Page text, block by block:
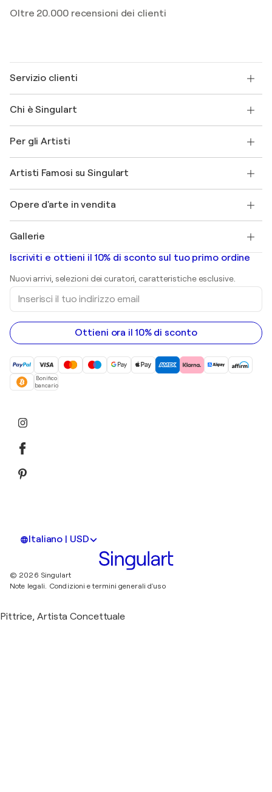
Oltre 20.000 recensioni dei clienti
Servizio clienti
Spedizione
Offri una carta regalo
Partecipa al nostro programma commerciale
Il mio account
Protezione acquirente
+39 694500608
Chi è Singulart
FAQ
Magazine di Singulart
Lavori
Scopri arte originale selezionata
Per gli Artisti
Accedi come Artista
Artisti Famosi su Singulart
Marc Chagall
Banksy
Mr. Brainwash
Shepard Fairey
Opere d'arte in vendita
Quadri astratti in vendita
Dipinti di paesaggi
sculture
Dipinti acrilici
Gallerie
Gallerie d’arte in Italia
Iscriviti e ottieni il 10% di sconto sul tuo primo ordine
Nuovi arrivi, selezioni dei curatori, caratteristiche esclusive.
Inserisci
tuo
indirizzo
email
Ottieni ora il 10% di sconto
Bonifico
bancario
Italiano | USD
© 2026 Singulart
Note legali. Condizioni e termini generali d'uso
Pittrice, Artista Concettuale